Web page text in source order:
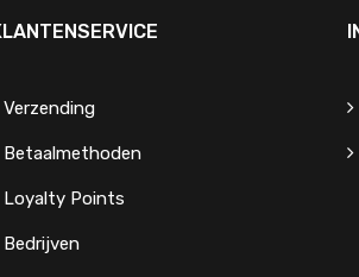
Verzending
Betaalmethoden
Loyalty Points
Bedrijven